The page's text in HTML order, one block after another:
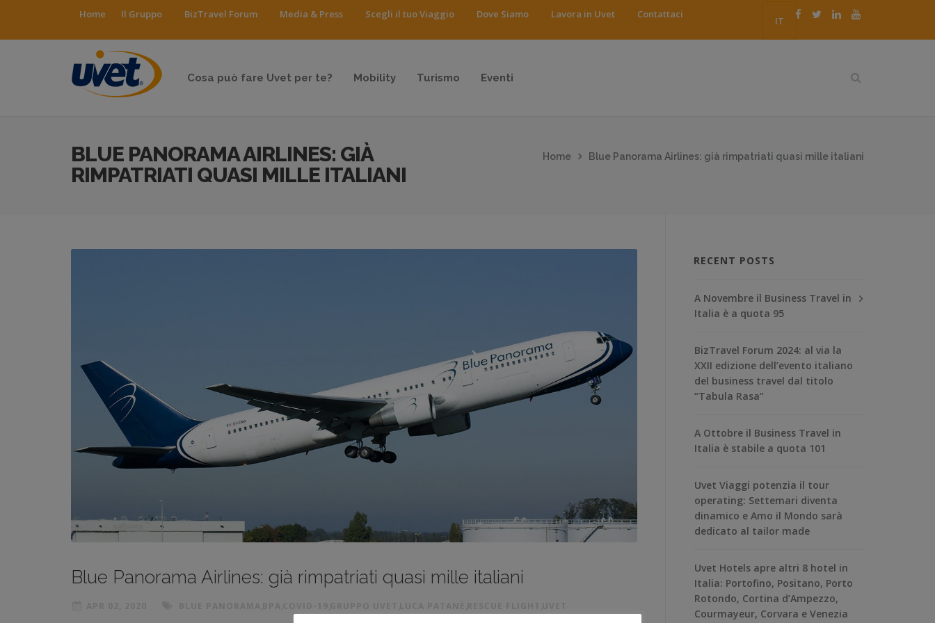
IT
Home Il Gruppo BizTravel Forum Media & Press Scegli il tuo Viaggio Dove Siamo Lavora in Uvet Contattaci
Cosa può fare Uvet per te? Mobility Turismo Eventi
BLUE PANORAMA AIRLINES: GIÀ
RIMPATRIATI QUASI MILLE ITALIANI
Home Blue Panorama Airlines: già rimpatriati quasi mille italiani
Blue Panorama Airlines: già rimpatriati quasi mille italiani
RECENT POSTS
A Novembre il Business Travel in
Italia è a quota 95
BizTravel Forum 2024: al via la
XXII edizione dell’evento italiano
del business travel dal titolo
“Tabula Rasa”
A Ottobre il Business Travel in
Italia è stabile a quota 101
Uvet Viaggi potenzia il tour
operating: Settemari diventa
dinamico e Amo il Mondo sarà
dedicato al tailor made
Uvet Hotels apre altri 8 hotel in
Italia: Portofino, Positano, Porto
Rotondo, Cortina d’Ampezzo,
Courmayeur, Corvara e Venezia